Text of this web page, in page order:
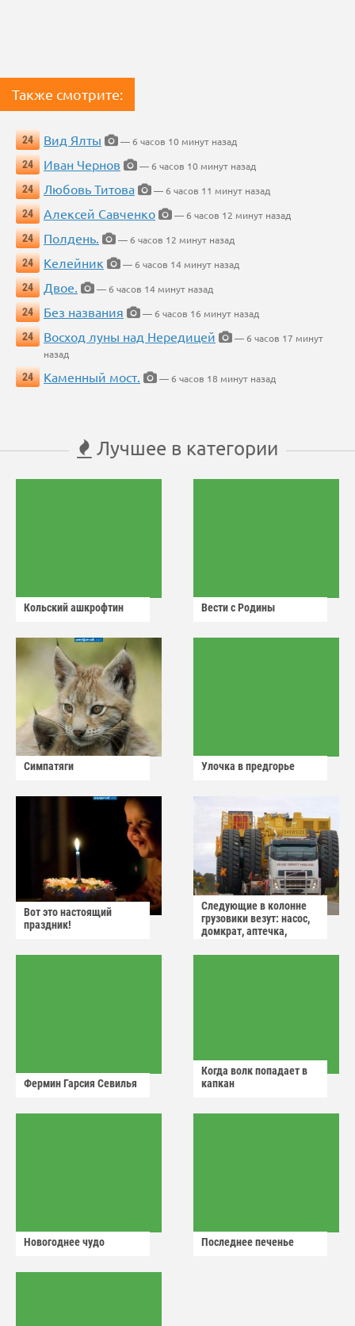
Также смотрите:
24 Вид Ялты
— 6 часов 10 минут назад
24
Иван Чернов
— 6 часов 10 минут назад
24
Любовь Титова
— 6 часов 11 минут назад
24
Алексей Савченко
— 6 часов 12 минут назад
24
Полдень.
— 6 часов 12 минут назад
24
Келейник
— 6 часов 14 минут назад
24
Двое.
— 6 часов 14 минут назад
24
Без названия
— 6 часов 16 минут назад
24
Восход луны над Нередицей
— 6 часов 17 минут
назад
24
Каменный мост. — 6 часов 18 минут назад
Лучшее в категории
Кольский ашкрофтин Вести с Родины
Симпатяги Улочка в предгорье
Вот это настоящий
праздник!
Следующие в колонне
грузовики везут: насос,
домкрат, аптечка,
Фермин Гарсия Севилья
Когда волк попадает в
капкан
Новогоднее чудо Последнее печенье